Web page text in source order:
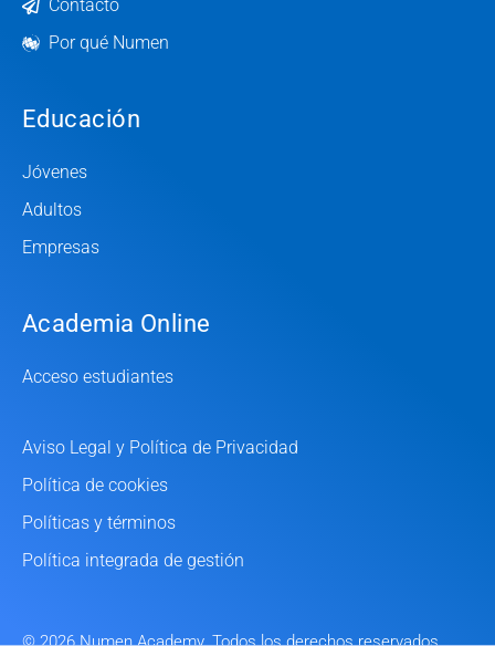
Contacto
Por qué Numen
Educación
Jóvenes
Adultos
Empresas
Academia Online
Acceso estudiantes
Aviso Legal y Política de Privacidad
Política de cookies
Políticas y términos
Política integrada de gestión
© 2026 Numen Academy. Todos los derechos reservados